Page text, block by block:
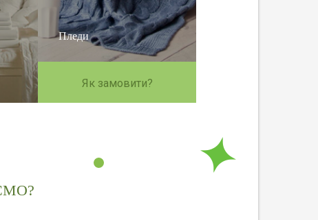
Пледи
Як замовити?